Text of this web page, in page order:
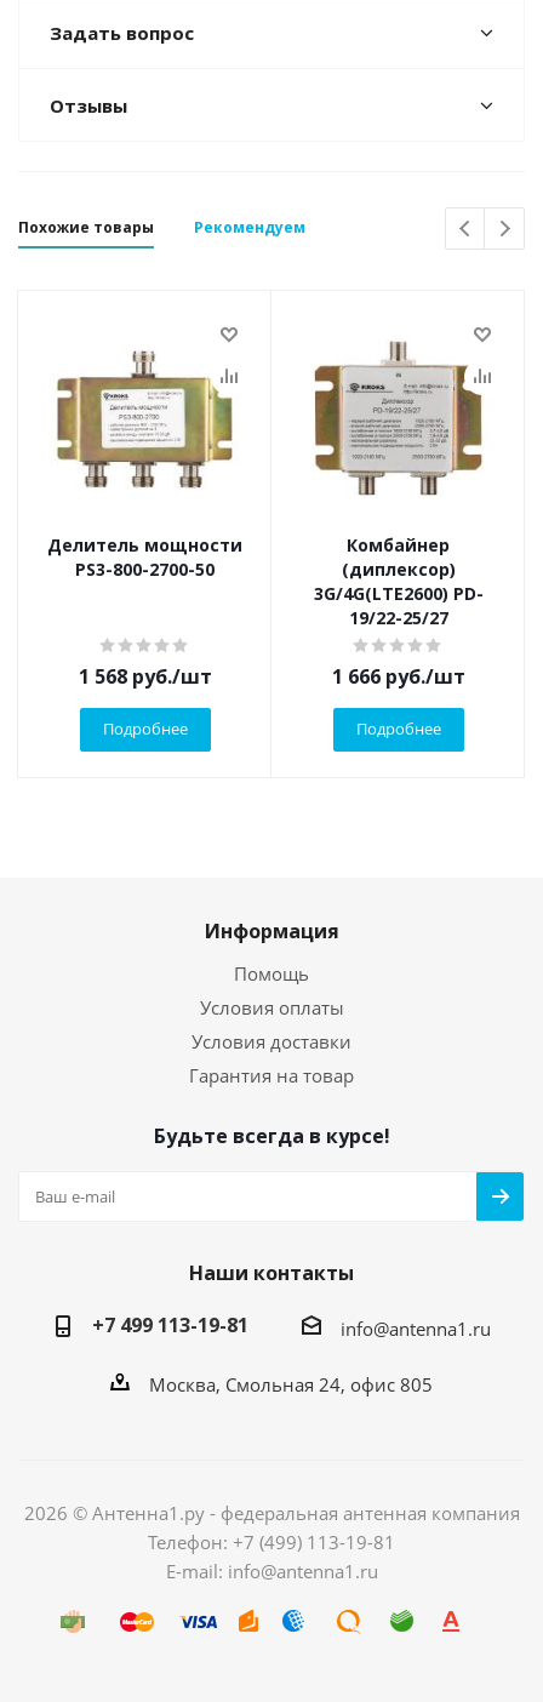
Задать вопрос
Отзывы
Похожие товары Рекомендуем
Делитель мощности
PS3-800-2700-50
1 568руб./шт
Подробнее
Комбайнер
(диплексор)
3G/4G(LTE2600) PD-
19/22-25/27
1 666руб./шт
Подробнее
Информация
Помощь
Условия оплаты
Условия доставки
Гарантия на товар
Будьте всегда в курсе!
Наши контакты
+7 499 113-19-81
info@antenna1.ru
Москва, Смольная 24, офис 805
2026 © Антенна1.ру - федеральная антенная компания
Телефон: +7 (499) 113-19-81
E-mail: info@antenna1.ru